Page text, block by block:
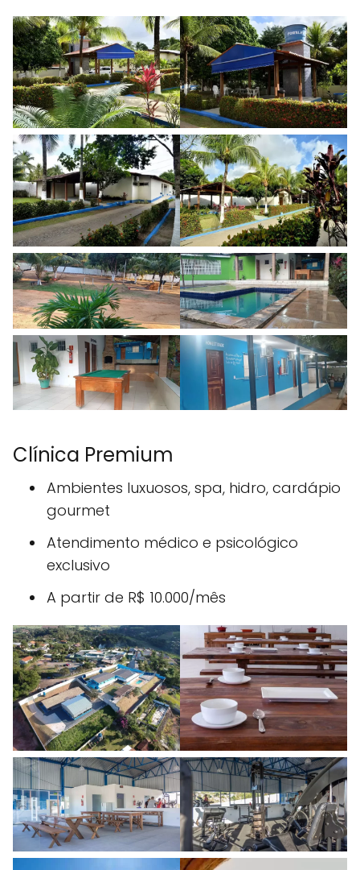
Clínica Premium
Ambientes luxuosos, spa, hidro, cardápio
gourmet
Atendimento médico e psicológico
exclusivo
A partir de R$ 10.000/mês